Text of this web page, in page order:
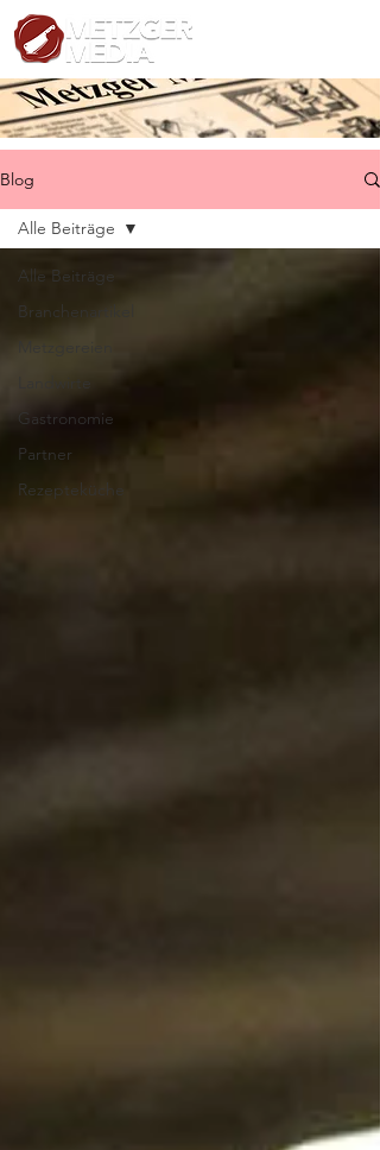
Blog
Alle Beiträge
Branchenartikel
Gastronomie
Partner
Rezepteküche
Alle Beiträge